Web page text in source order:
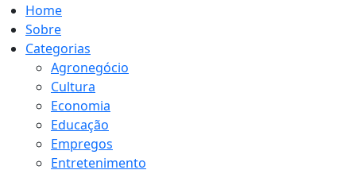
Home
Sobre
Categorias
Agronegócio
Cultura
Economia
Educação
Empregos
Entretenimento